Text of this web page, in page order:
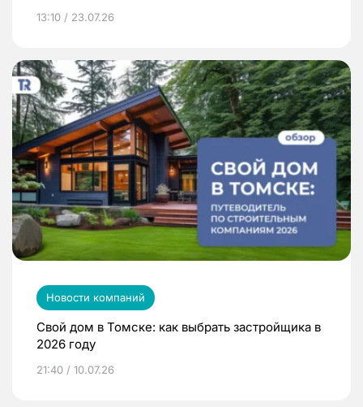
13:10 / 23.07.26
Новости компаний
Свой дом в Томске: как выбрать застройщика в
2026 году
21:40 / 10.07.26